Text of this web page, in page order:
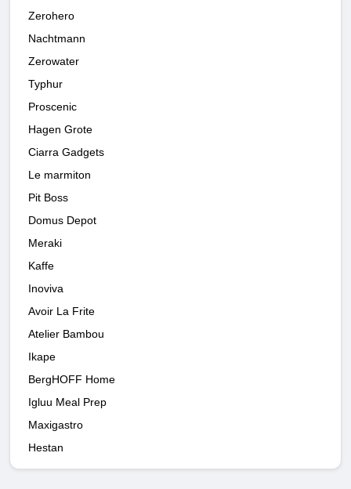
Zerohero
Nachtmann
Zerowater
Typhur
Proscenic
Hagen Grote
Ciarra Gadgets
Le marmiton
Pit Boss
Domus Depot
Meraki
Kaffe
Inoviva
Avoir La Frite
Atelier Bambou
Ikape
BergHOFF Home
Igluu Meal Prep
Maxigastro
Hestan